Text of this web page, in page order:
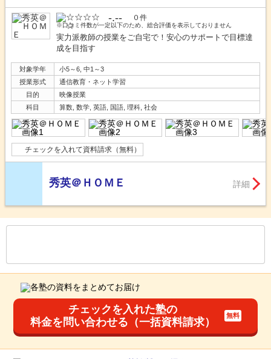
-.-- ０件
※口コミ件数が一定以下のため、総合評価を表示しておりません
実力派教師の授業をご自宅で！安心のサポートで目標達
成を目指す
対象学年
小5～6, 中1～3
授業形式
通信教育・ネット学習
目的
映像授業
科目
算数, 数学, 英語, 国語, 理科, 社会
チェックを入れて資料請求（無料）
秀英＠ＨＯＭＥ 詳細
チェックを入れた塾の
料金を問い合わせる（一括資料請求）